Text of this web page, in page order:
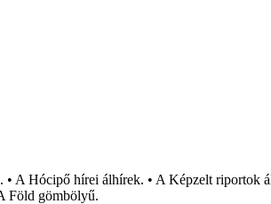
A Hócipő hírei álhírek. • A Képzelt riportok
Föld gömbölyű.